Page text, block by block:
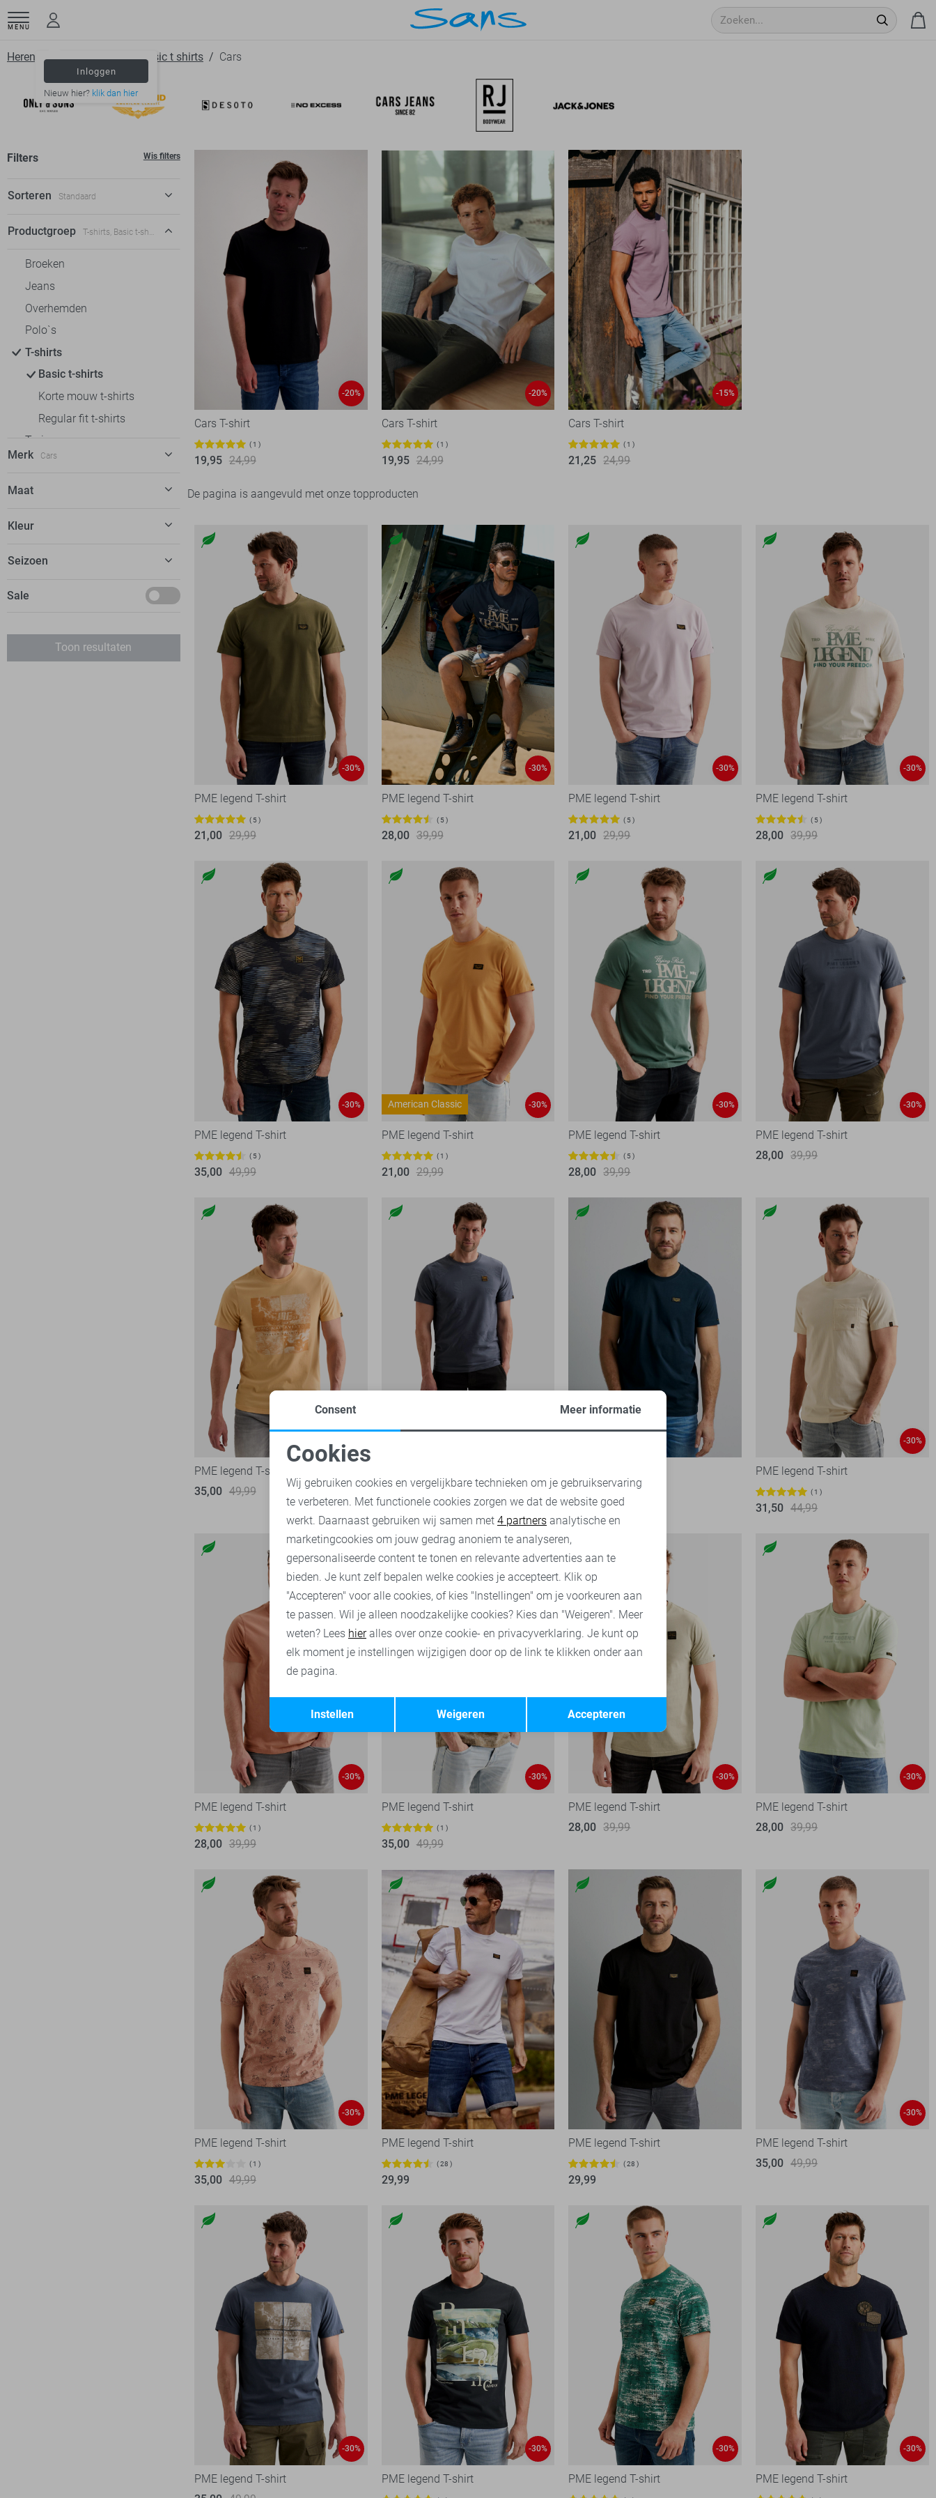
MENU
Inloggen
Nieuw hier? klik dan hier
Herenkleding T shirts Basic t shirts Cars
Filters Wis filters
Sorteren Standaard
Standaard
Productgroep T-shirts, Basic t-shirts
Broeken
Jeans
Overhemden
Polo`s
T-shirts
Basic t-shirts
Korte mouw t-shirts
Regular fit t-shirts
Truien
Vesten
Jassen
Merk Cars
Alan Red 12
Desoto
Only & Sons
RJ Bodywear
Maat
XS
M
XXL
Kleur
Paars
Seizoen
Basics
Sale
Toon resultaten
-20%
Cars T-shirt
1
19,95 24,99
-20%
Cars T-shirt
1
19,95 24,99
-15%
Cars T-shirt
1
21,25 24,99
De pagina is aangevuld met onze topproducten
-30%
PME legend T-shirt
5
21,00 29,99
-30%
PME legend T-shirt
5
28,00 39,99
-30%
PME legend T-shirt
5
21,00 29,99
-30%
PME legend T-shirt
5
28,00 39,99
-30%
PME legend T-shirt
5
35,00 49,99
American Classic -30%
PME legend T-shirt
1
21,00 29,99
-30%
PME legend T-shirt
5
28,00 39,99
-30%
PME legend T-shirt
28,00 39,99
PME legend T-shirt
35,00 49,99
42,00
59,99
29,99
-30%
PME legend T-shirt
1
31,50 44,99
-30%
PME legend T-shirt
1
28,00 39,99
-30%
PME legend T-shirt
1
35,00 49,99
-30%
PME legend T-shirt
28,00 39,99
-30%
PME legend T-shirt
28,00 39,99
-30%
PME legend T-shirt
1
35,00 49,99
PME legend T-shirt
28
29,99
PME legend T-shirt
28
29,99
-30%
PME legend T-shirt
35,00 49,99
-30%
PME legend T-shirt
-30%
PME legend T-shirt
-30%
PME legend T-shirt
-30%
PME legend T-shirt
Noodzakelijke cookies
Analytische cookies Marketing cookies
Terug Opslaan
Consent Meer informatie
Cookies
Wij gebruiken cookies en vergelijkbare technieken om je gebruikservaring
te verbeteren. Met functionele cookies zorgen we dat de website goed
werkt. Daarnaast gebruiken wij samen met 4 partners analytische en
marketingcookies om jouw gedrag anoniem te analyseren,
gepersonaliseerde content te tonen en relevante advertenties aan te
bieden. Je kunt zelf bepalen welke cookies je accepteert. Klik op
"Accepteren" voor alle cookies, of kies "Instellingen" om je voorkeuren aan
te passen. Wil je alleen noodzakelijke cookies? Kies dan "Weigeren". Meer
weten? Lees hieralles over onze cookie- en privacyverklaring. Je kunt op
elk moment je instellingen wijzigigen door op de link te klikken onder aan
de pagina.
Accepteren
Weigeren
Instellen